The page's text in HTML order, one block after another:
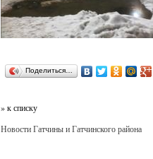
Поделиться…
» к списку
Новости Гатчины и Гатчинского района